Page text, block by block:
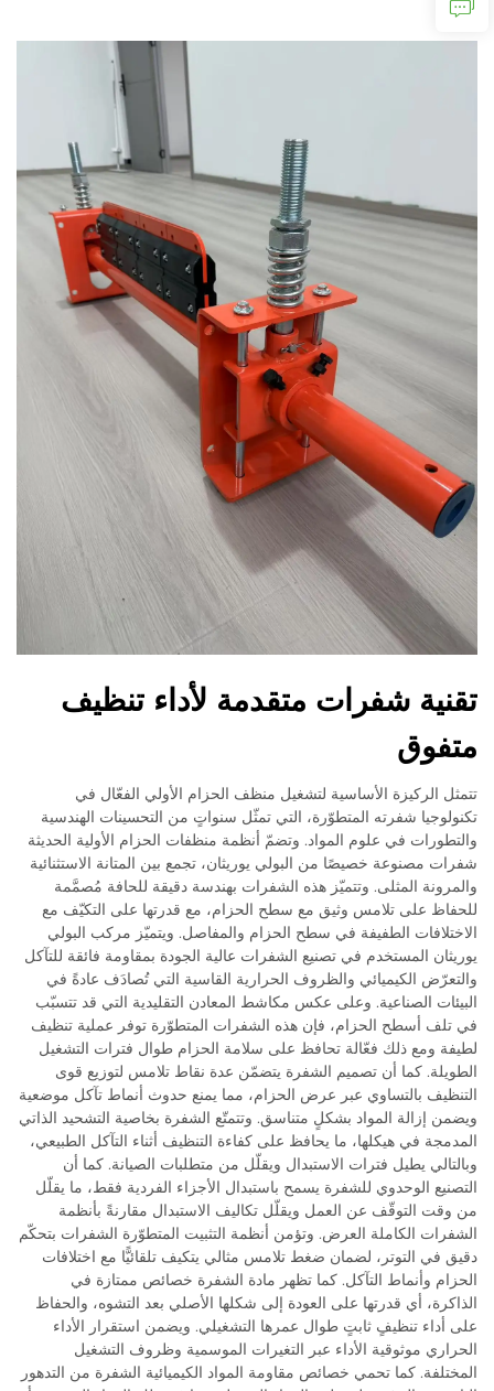
تقنية شفرات متقدمة لأداء تنظيف
متفوق
تتمثل الركيزة الأساسية لتشغيل منظف الحزام الأولي الفعّال في
تكنولوجيا شفرته المتطوّرة، التي تمثّل سنواتٍ من التحسينات الهندسية
والتطورات في علوم المواد. وتضمّ أنظمة منظفات الحزام الأولية الحديثة
شفرات مصنوعة خصيصًا من البولي يوريثان، تجمع بين المتانة الاستثنائية
والمرونة المثلى. وتتميّز هذه الشفرات بهندسة دقيقة للحافة مُصمَّمة
للحفاظ على تلامس وثيق مع سطح الحزام، مع قدرتها على التكيّف مع
الاختلافات الطفيفة في سطح الحزام والمفاصل. ويتميّز مركب البولي
يوريثان المستخدم في تصنيع الشفرات عالية الجودة بمقاومة فائقة للتآكل
والتعرّض الكيميائي والظروف الحرارية القاسية التي تُصادَف عادةً في
البيئات الصناعية. وعلى عكس مكاشط المعادن التقليدية التي قد تتسبّب
في تلف أسطح الحزام، فإن هذه الشفرات المتطوّرة توفر عملية تنظيف
لطيفة ومع ذلك فعّالة تحافظ على سلامة الحزام طوال فترات التشغيل
الطويلة. كما أن تصميم الشفرة يتضمّن عدة نقاط تلامس لتوزيع قوى
التنظيف بالتساوي عبر عرض الحزام، مما يمنع حدوث أنماط تآكل موضعية
ويضمن إزالة المواد بشكلٍ متناسق. وتتمتّع الشفرة بخاصية التشحيد الذاتي
المدمجة في هيكلها، ما يحافظ على كفاءة التنظيف أثناء التآكل الطبيعي،
وبالتالي يطيل فترات الاستبدال ويقلّل من متطلبات الصيانة. كما أن
التصنيع الوحدوي للشفرة يسمح باستبدال الأجزاء الفردية فقط، ما يقلّل
من وقت التوقّف عن العمل ويقلّل تكاليف الاستبدال مقارنةً بأنظمة
الشفرات الكاملة العرض. وتؤمن أنظمة التثبيت المتطوّرة الشفرات بتحكّم
دقيق في التوتر، لضمان ضغط تلامس مثالي يتكيف تلقائيًّا مع اختلافات
الحزام وأنماط التآكل. كما تظهر مادة الشفرة خصائص ممتازة في
الذاكرة، أي قدرتها على العودة إلى شكلها الأصلي بعد التشوه، والحفاظ
على أداء تنظيفٍ ثابتٍ طوال عمرها التشغيلي. ويضمن استقرار الأداء
الحراري موثوقية الأداء عبر التغيرات الموسمية وظروف التشغيل
المختلفة. كما تحمي خصائص مقاومة المواد الكيميائية الشفرة من التدهور